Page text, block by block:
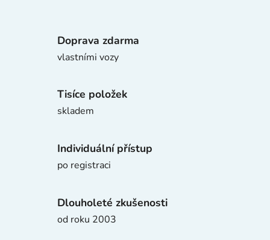
Doprava zdarma
vlastními vozy
Tisíce položek
skladem
Individuální přístup
po registraci
Dlouholeté zkušenosti
od roku 2003